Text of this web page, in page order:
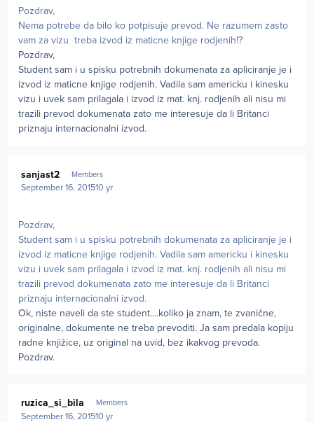
Pozdrav,
Nema potrebe da bilo ko potpisuje prevod. Ne razumem zasto
vam za vizu treba izvod iz maticne knjige rodjenih!?
Pozdrav,
Student sam i u spisku potrebnih dokumenata za apliciranje je i
izvod iz maticne knjige rodjenih. Vadila sam americku i kinesku
vizu i uvek sam prilagala i izvod iz mat. knj. rodjenih ali nisu mi
trazili prevod dokumenata zato me interesuje da li Britanci
priznaju internacionalni izvod.
sanjast2 Members
September 16, 201510 yr
Pozdrav,
Student sam i u spisku potrebnih dokumenata za apliciranje je i
izvod iz maticne knjige rodjenih. Vadila sam americku i kinesku
vizu i uvek sam prilagala i izvod iz mat. knj. rodjenih ali nisu mi
trazili prevod dokumenata zato me interesuje da li Britanci
priznaju internacionalni izvod.
Ok, niste naveli da ste student....koliko ja znam, te zvanične,
originalne, dokumente ne treba prevoditi. Ja sam predala kopiju
radne knjižice, uz original na uvid, bez ikakvog prevoda.
Pozdrav.
ruzica_si_bila Members
September 16, 201510 yr